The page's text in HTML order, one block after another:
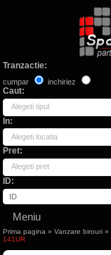
Tranzactie:
cumpar inchiriez
Caut:
Alegeti tipul
In:
Alegeti locatia
Pret:
Alegeti pret
ID:
Meniu
Prima pagina »Vanzare birouri »
141UR